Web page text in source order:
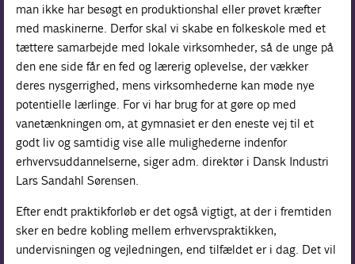
man ikke har besøgt en produktionshal eller prøvet kræfter
med maskinerne. Derfor skal vi skabe en folkeskole med et
tættere samarbejde med lokale virksomheder, så de unge på
den ene side får en fed og lærerig oplevelse, der vækker
deres nysgerrighed, mens virksomhederne kan møde nye
potentielle lærlinge. For vi har brug for at gøre op med
vanetænkningen om, at gymnasiet er den eneste vej til et
godt liv og samtidig vise alle mulighederne indenfor
erhvervsuddannelserne, siger adm. direktør i Dansk Industri
Lars Sandahl Sørensen.
Efter endt praktikforløb er det også vigtigt, at der i fremtiden
sker en bedre kobling mellem erhvervspraktikken,
undervisningen og vejledningen, end tilfældet er i dag. Det vil